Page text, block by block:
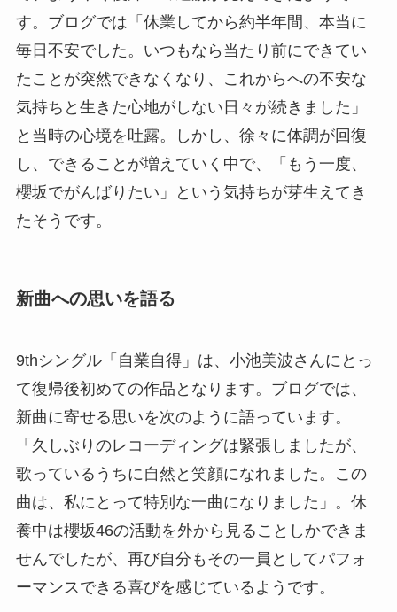
す。ブログでは「休業してから約半年間、本当に
毎日不安でした。いつもなら当たり前にできてい
たことが突然できなくなり、これからへの不安な
気持ちと生きた心地がしない日々が続きました」
と当時の心境を吐露。しかし、徐々に体調が回復
し、できることが増えていく中で、「もう一度、
櫻坂でがんばりたい」という気持ちが芽生えてき
たそうです。
新曲への思いを語る
9thシングル「自業自得」は、小池美波さんにとっ
て復帰後初めての作品となります。ブログでは、
新曲に寄せる思いを次のように語っています。
「久しぶりのレコーディングは緊張しましたが、
歌っているうちに自然と笑顔になれました。この
曲は、私にとって特別な一曲になりました」。休
養中は櫻坂46の活動を外から見ることしかできま
せんでしたが、再び自分もその一員としてパフォ
ーマンスできる喜びを感じているようです。